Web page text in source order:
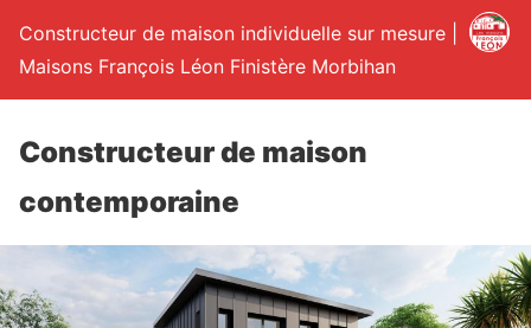
Constructeur de maison individuelle sur mesure |
Maisons François Léon Finistère Morbihan
Constructeur de maison
contemporaine